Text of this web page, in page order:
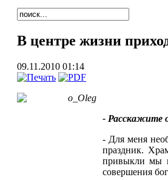
В центре жизни
09.11.2010 01:14
- Расскажите
- Для меня
праздник.
привыкли мы
совершения